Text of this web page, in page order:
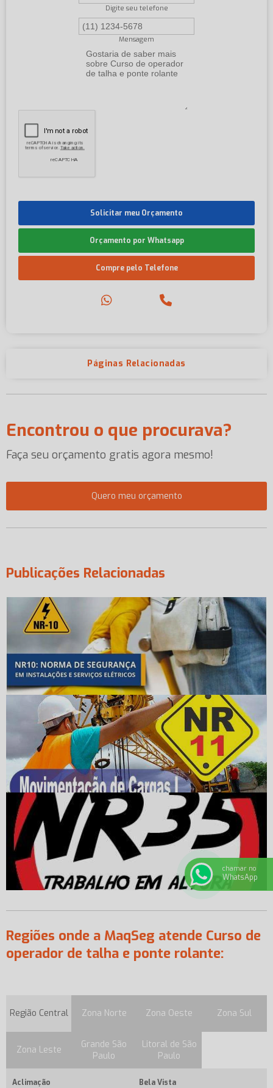
Digite seu telefone
Mensagem
Solicitar meu Orçamento
Orçamento por Whatsapp
Compre pelo Telefone
Páginas Relacionadas
Encontrou o que procurava?
Faça seu orçamento gratis agora mesmo!
Quero meu orçamento
Publicações Relacionadas
Regiões onde a MaqSeg atende Curso de
operador de talha e ponte rolante:
Região Central Zona Norte Zona Oeste Zona Sul
Zona Leste
Grande São
Paulo
Litoral de São
Paulo
Aclimação Bela Vista
chamar no
WhatsApp